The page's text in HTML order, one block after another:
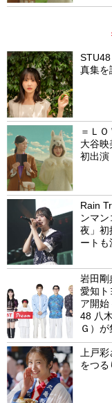
真集を
＝Ｌ
大谷
初出演
Rain
ンマ
夜」初
ートも
岩田剛
愛知ト
ア開
48 八
Ｇ）
上戸
をつる